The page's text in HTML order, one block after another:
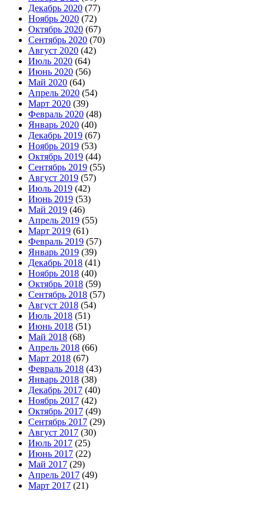
Декабрь 2020 (77)
Ноябрь 2020 (72)
Октябрь 2020 (67)
Сентябрь 2020 (70)
Август 2020 (42)
Июль 2020 (64)
Июнь 2020 (56)
Май 2020 (64)
Апрель 2020 (54)
Март 2020 (39)
Февраль 2020 (48)
Январь 2020 (40)
Декабрь 2019 (67)
Ноябрь 2019 (53)
Октябрь 2019 (44)
Сентябрь 2019 (55)
Август 2019 (57)
Июль 2019 (42)
Июнь 2019 (53)
Май 2019 (46)
Апрель 2019 (55)
Март 2019 (61)
Февраль 2019 (57)
Январь 2019 (39)
Декабрь 2018 (41)
Ноябрь 2018 (40)
Октябрь 2018 (59)
Сентябрь 2018 (57)
Август 2018 (54)
Июль 2018 (51)
Июнь 2018 (51)
Май 2018 (68)
Апрель 2018 (66)
Март 2018 (67)
Февраль 2018 (43)
Январь 2018 (38)
Декабрь 2017 (40)
Ноябрь 2017 (42)
Октябрь 2017 (49)
Сентябрь 2017 (29)
Август 2017 (30)
Июль 2017 (25)
Июнь 2017 (22)
Май 2017 (29)
Апрель 2017 (49)
Март 2017 (21)